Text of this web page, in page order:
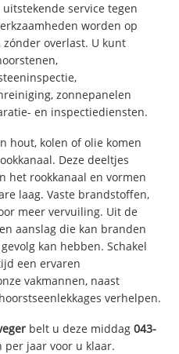
service tegen
worden op
overlast. U kunt
zonnepanelen
en inspectiediensten.
hout, kolen of olie komen
Deze deeltjes
het rookkanaal en vormen
laag. Vaste brandstoffen,
meer vervuiling. Uit de
aanslag die kan branden
kan hebben. Schakel
een ervaren
vakmannen, naast
verhelpen.
belt u deze middag043-
per jaar voor u klaar.